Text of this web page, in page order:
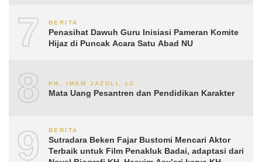
7 BERITA
Penasihat Dawuh Guru Inisiasi Pameran Komite
Hijaz di Puncak Acara Satu Abad NU
8 KH. IMAM JAZULI, LC.
Mata Uang Pesantren dan Pendidikan Karakter
9 BERITA
Sutradara Beken Fajar Bustomi Mencari Aktor
Terbaik untuk Film Penakluk Badai, adaptasi dari